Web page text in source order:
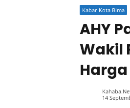
Kabar Kota Bima
AHY
Wakil
Harga
14